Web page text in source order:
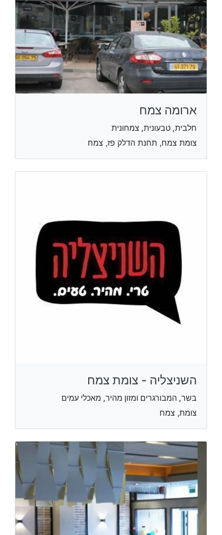
ארומה צמח
חלבית, טבעונית, צמחונית
צומת צמח, תחנת הדלק פז, צמח
השניצליה - צומת צמח
בשר, המבורגרים ומזון מהיר, מאכלי עמים
צומת, צמח